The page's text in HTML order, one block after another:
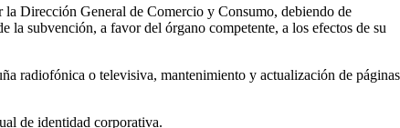
Dirección General de Comercio y Consumo, debiendo de
la subvención, a favor del órgano competente, a los efectos de su
radiofónica o televisiva, mantenimiento y actualización de páginas
de identidad corporativa.